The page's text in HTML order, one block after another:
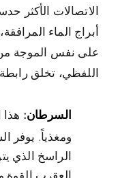
الاتصالات الأكثر
أبراج الماء
على نفس الموجة من
اللفظي، تخلق رابطة
السرطان:هذا
ومغذياً. يوفر
الراسخ الذي